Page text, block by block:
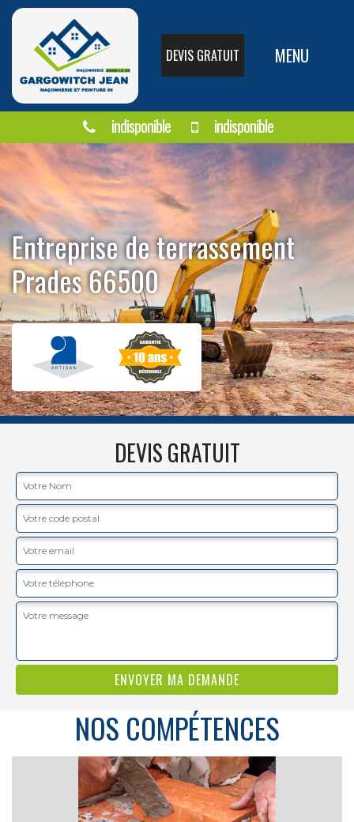
DEVIS GRATUIT MENU
indisponible indisponible
Entreprise de terrassement
Prades 66500
DEVIS GRATUIT
NOS COMPÉTENCES